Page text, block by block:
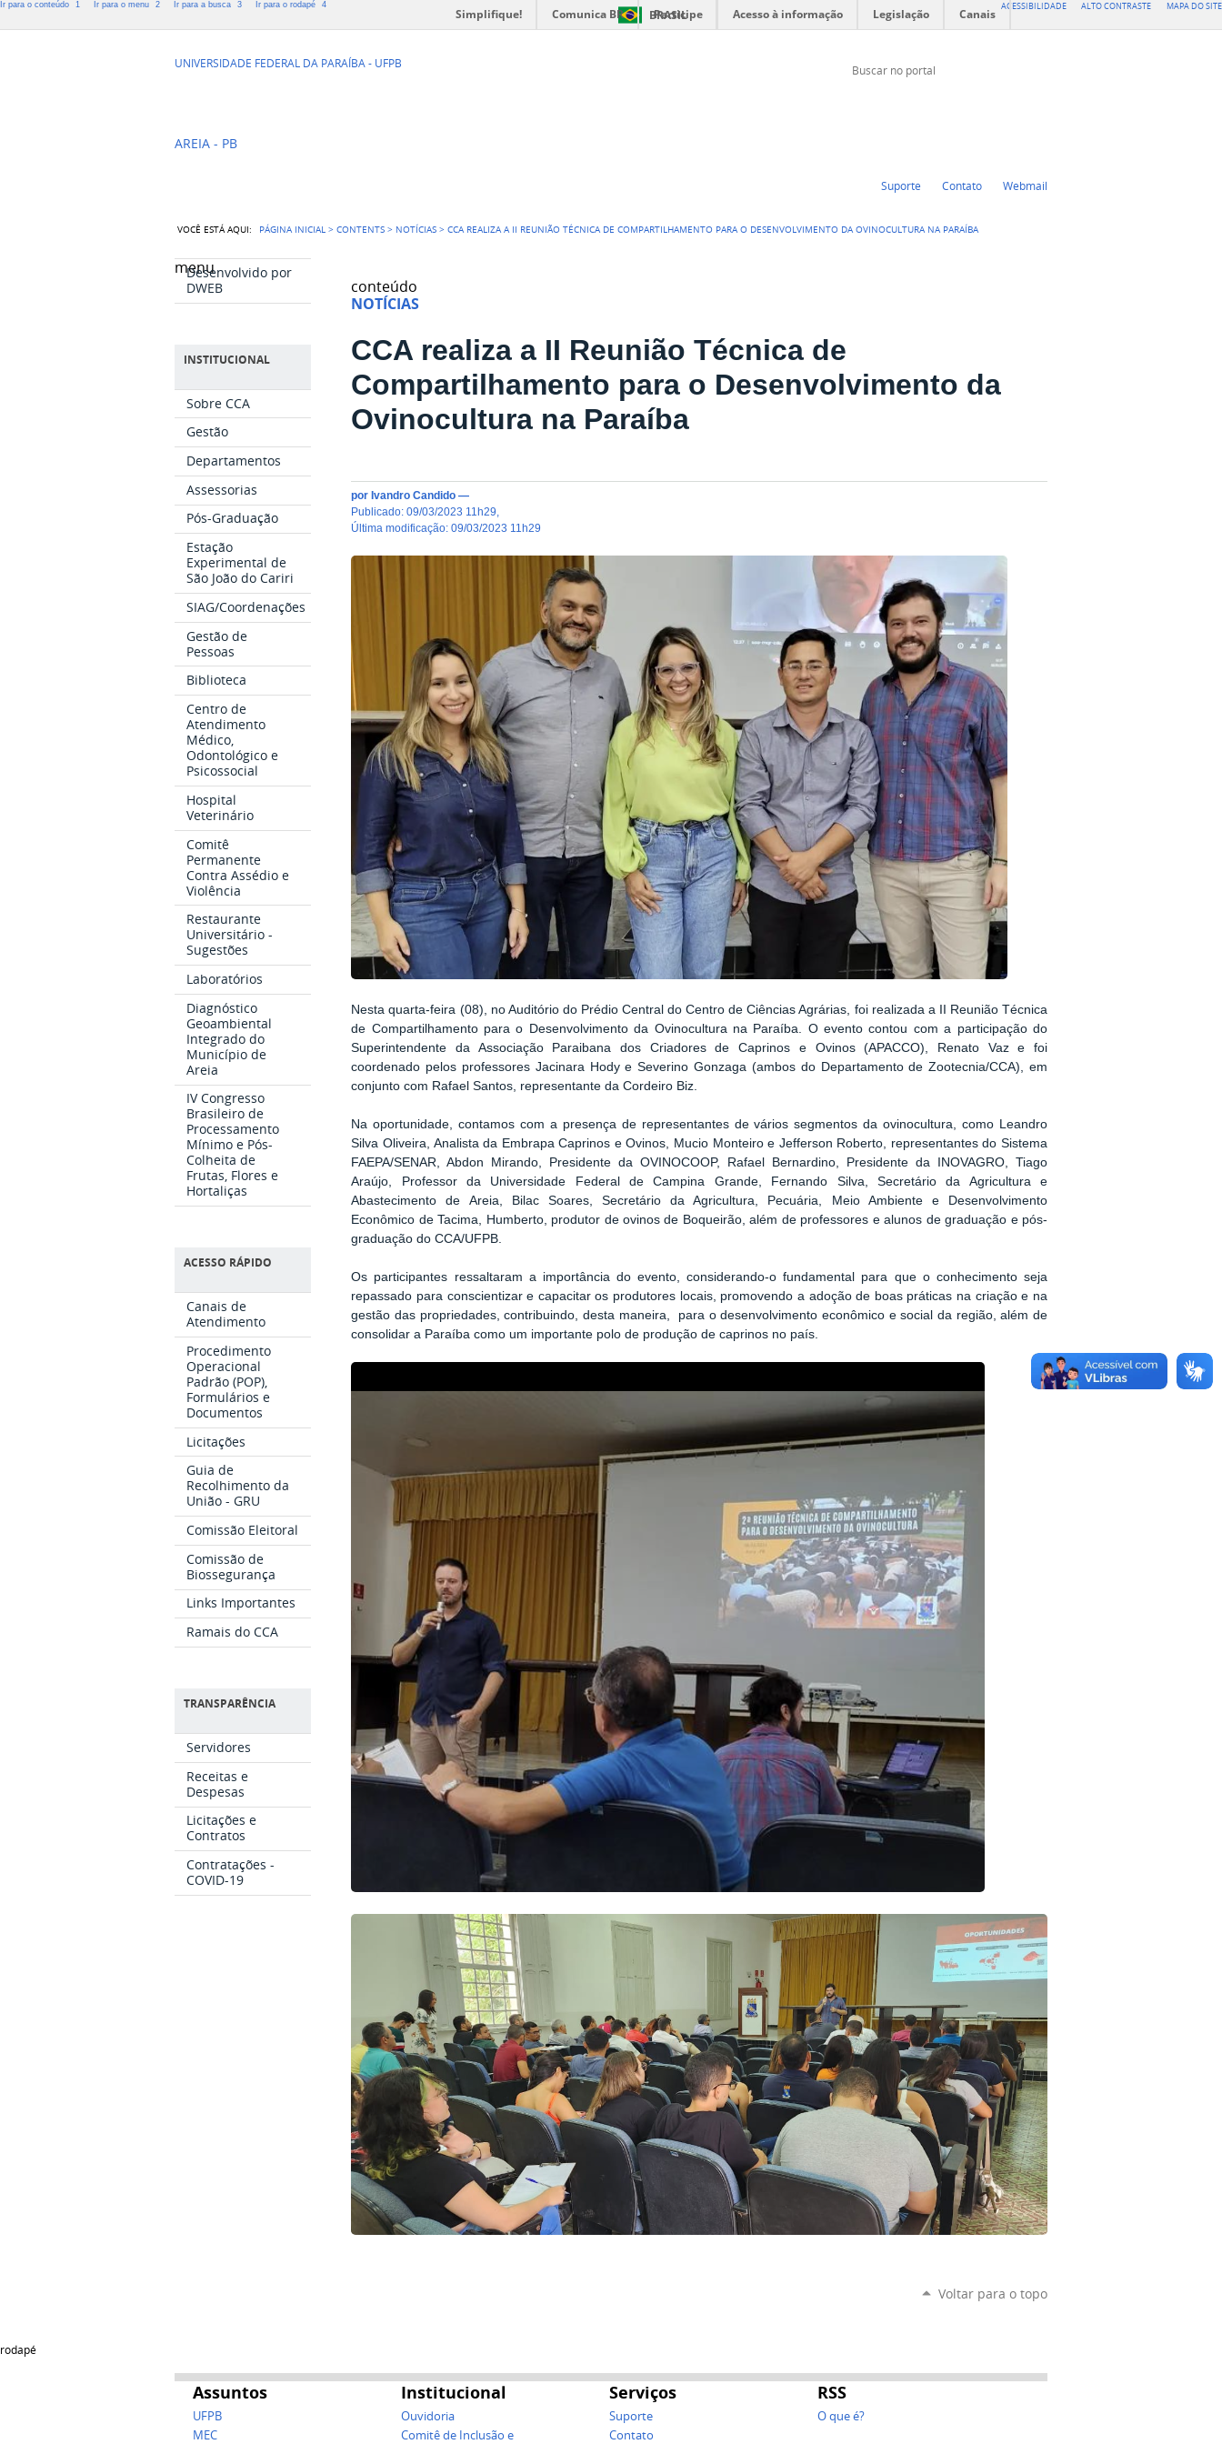
Ir para o conteúdo 1 Ir para o menu 2 Ir para a busca 3 Ir para o rodapé 4 ACESSIBILIDADE ALTO CONTRASTE MAPA DO SITE
BRASIL
Simplifique! Comunica BR Participe Acesso à informação Legislação Canais
UNIVERSIDADE FEDERAL DA PARAÍBA - UFPB
CCA - CENTRO DE CIÊNCIAS
AREIA - PB
Buscar no portal
Suporte Contato Webmail
VOCÊ ESTÁ AQUI: PÁGINA INICIAL >CONTENTS > NOTÍCIAS >CCA REALIZA A II REUNIÃO TÉCNICA DE COMPARTILHAMENTO PARA O DESENVOLVIMENTO DA OVINOCULTURA NA PARAÍBA
menu
Desenvolvido por
DWEB
INSTITUCIONAL
Sobre CCA
Gestão
Departamentos
Assessorias
Pós-Graduação
Estação
Experimental de
São João do Cariri
SIAG/Coordenações
Gestão de
Pessoas
Biblioteca
Centro de
Atendimento
Médico,
Odontológico e
Psicossocial
Hospital
Veterinário
Comitê
Permanente
Contra Assédio e
Violência
Restaurante
Universitário -
Sugestões
Laboratórios
Diagnóstico
Geoambiental
Integrado do
Município de
Areia
IV Congresso
Brasileiro de
Processamento
Mínimo e Pós-
Colheita de
Frutas, Flores e
Hortaliças
ACESSO RÁPIDO
Canais de
Atendimento
Procedimento
Operacional
Padrão (POP),
Formulários e
Documentos
Licitações
Guia de
Recolhimento da
União - GRU
Comissão Eleitoral
Comissão de
Biossegurança
Links Importantes
Ramais do CCA
TRANSPARÊNCIA
Servidores
Receitas e
Despesas
Licitações e
Contratos
Contratações -
COVID-19
conteúdo
NOTÍCIAS
CCA realiza a II Reunião Técnica de
Compartilhamento para o Desenvolvimento da
Ovinocultura na Paraíba
por Ivandro Candido —
publicado:09/03/2023 11h29
última modificação:09/03/2023 11h29
Nesta quarta-feira (08), no Auditório do Prédio Central do Centro de Ciências Agrárias, foi realizada a II Reunião Técnica
de Compartilhamento para o Desenvolvimento da Ovinocultura na Paraíba. O evento contou com a participação do
Superintendente da Associação Paraibana dos Criadores de Caprinos e Ovinos (APACCO), Renato Vaz e foi
coordenado pelos professores Jacinara Hody e Severino Gonzaga (ambos do Departamento de Zootecnia/CCA), em
conjunto com Rafael Santos, representante da Cordeiro Biz.
Na oportunidade, contamos com a presença de representantes de vários segmentos da ovinocultura, como Leandro
Silva Oliveira, Analista da Embrapa Caprinos e Ovinos, Mucio Monteiro e Jefferson Roberto, representantes do Sistema
FAEPA/SENAR, Abdon Mirando, Presidente da OVINOCOOP, Rafael Bernardino, Presidente da INOVAGRO, Tiago
Araújo, Professor da Universidade Federal de Campina Grande, Fernando Silva, Secretário da Agricultura e
Abastecimento de Areia, Bilac Soares, Secretário da Agricultura, Pecuária, Meio Ambiente e Desenvolvimento
Econômico de Tacima, Humberto, produtor de ovinos de Boqueirão, além de professores e alunos de graduação e pós-
graduação do CCA/UFPB.
Os participantes ressaltaram a importância do evento, considerando-o fundamental para que o conhecimento seja
repassado para conscientizar e capacitar os produtores locais, promovendo a adoção de boas práticas na criação e na
gestão das propriedades, contribuindo, desta maneira, para o desenvolvimento econômico e social da região, além de
consolidar a Paraíba como um importante polo de produção de caprinos no país.
Voltar para o topo
rodapé
Assuntos
UFPB
MEC
Institucional
Ouvidoria
Comitê de Inclusão e
Serviços
Suporte
Contato
RSS
O que é?